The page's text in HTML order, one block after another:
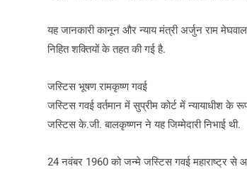
यह जानकारी कानून और न्याय मंत्री अर्जुन राम मेघवाल
निहित शक्तियों के तहत की गई है.
जस्टिस भूषण रामकृष्ण गवई
जस्टिस गवई वर्तमान में सुप्रीम कोर्ट में न्यायाधीश
जस्टिस के.जी. बालकृष्णन ने यह जिम्मेदारी निभाई थी.
24 नवंबर 1960 को जन्मे जस्टिस गवई महाराष्ट्र